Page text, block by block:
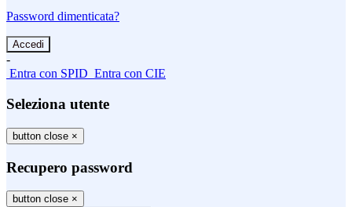
Password dimenticata?
-
Entra con SPID Entra con CIE
Seleziona utente
button close ×
Recupero password
button close ×